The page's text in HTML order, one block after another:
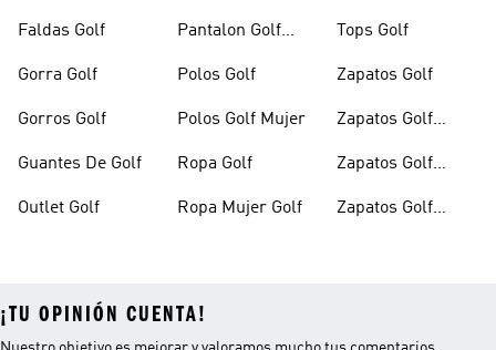
Faldas Golf
Gorra Golf
Gorros Golf
Guantes De Golf
Outlet Golf
Pantalon Golf
Polos Golf
Polos Golf Mujer
Ropa Golf
Ropa Mujer Golf
Tops Golf
Zapatos Golf
Zapatos Golf
Zapatos Golf
Zapatos Golf
¡TU OPINIÓN CUENTA!